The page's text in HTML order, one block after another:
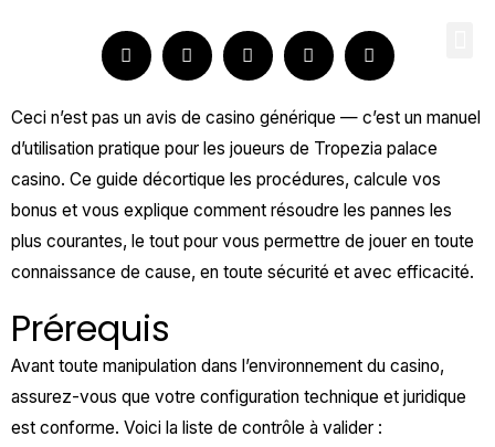
Ceci n’est pas un avis de casino générique — c’est un manuel
d’utilisation pratique pour les joueurs de Tropezia palace
casino. Ce guide décortique les procédures, calcule vos
bonus et vous explique comment résoudre les pannes les
plus courantes, le tout pour vous permettre de jouer en toute
connaissance de cause, en toute sécurité et avec efficacité.
Prérequis
Avant toute manipulation dans l’environnement du casino,
assurez-vous que votre configuration technique et juridique
est conforme. Voici la liste de contrôle à valider :